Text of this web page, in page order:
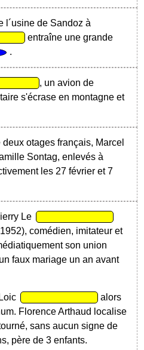
l´usine de Sandoz à
entraîne une grande
.
, un avion de
s'écrase en montagne et
deux otages français, Marcel
Sontag, enlevés à
les 27 février et 7
Le
comédien, imitateur et
son union
faux mariage un an avant
alors
Florence Arthaud localise
sans aucun signe de
père de 3 enfants.